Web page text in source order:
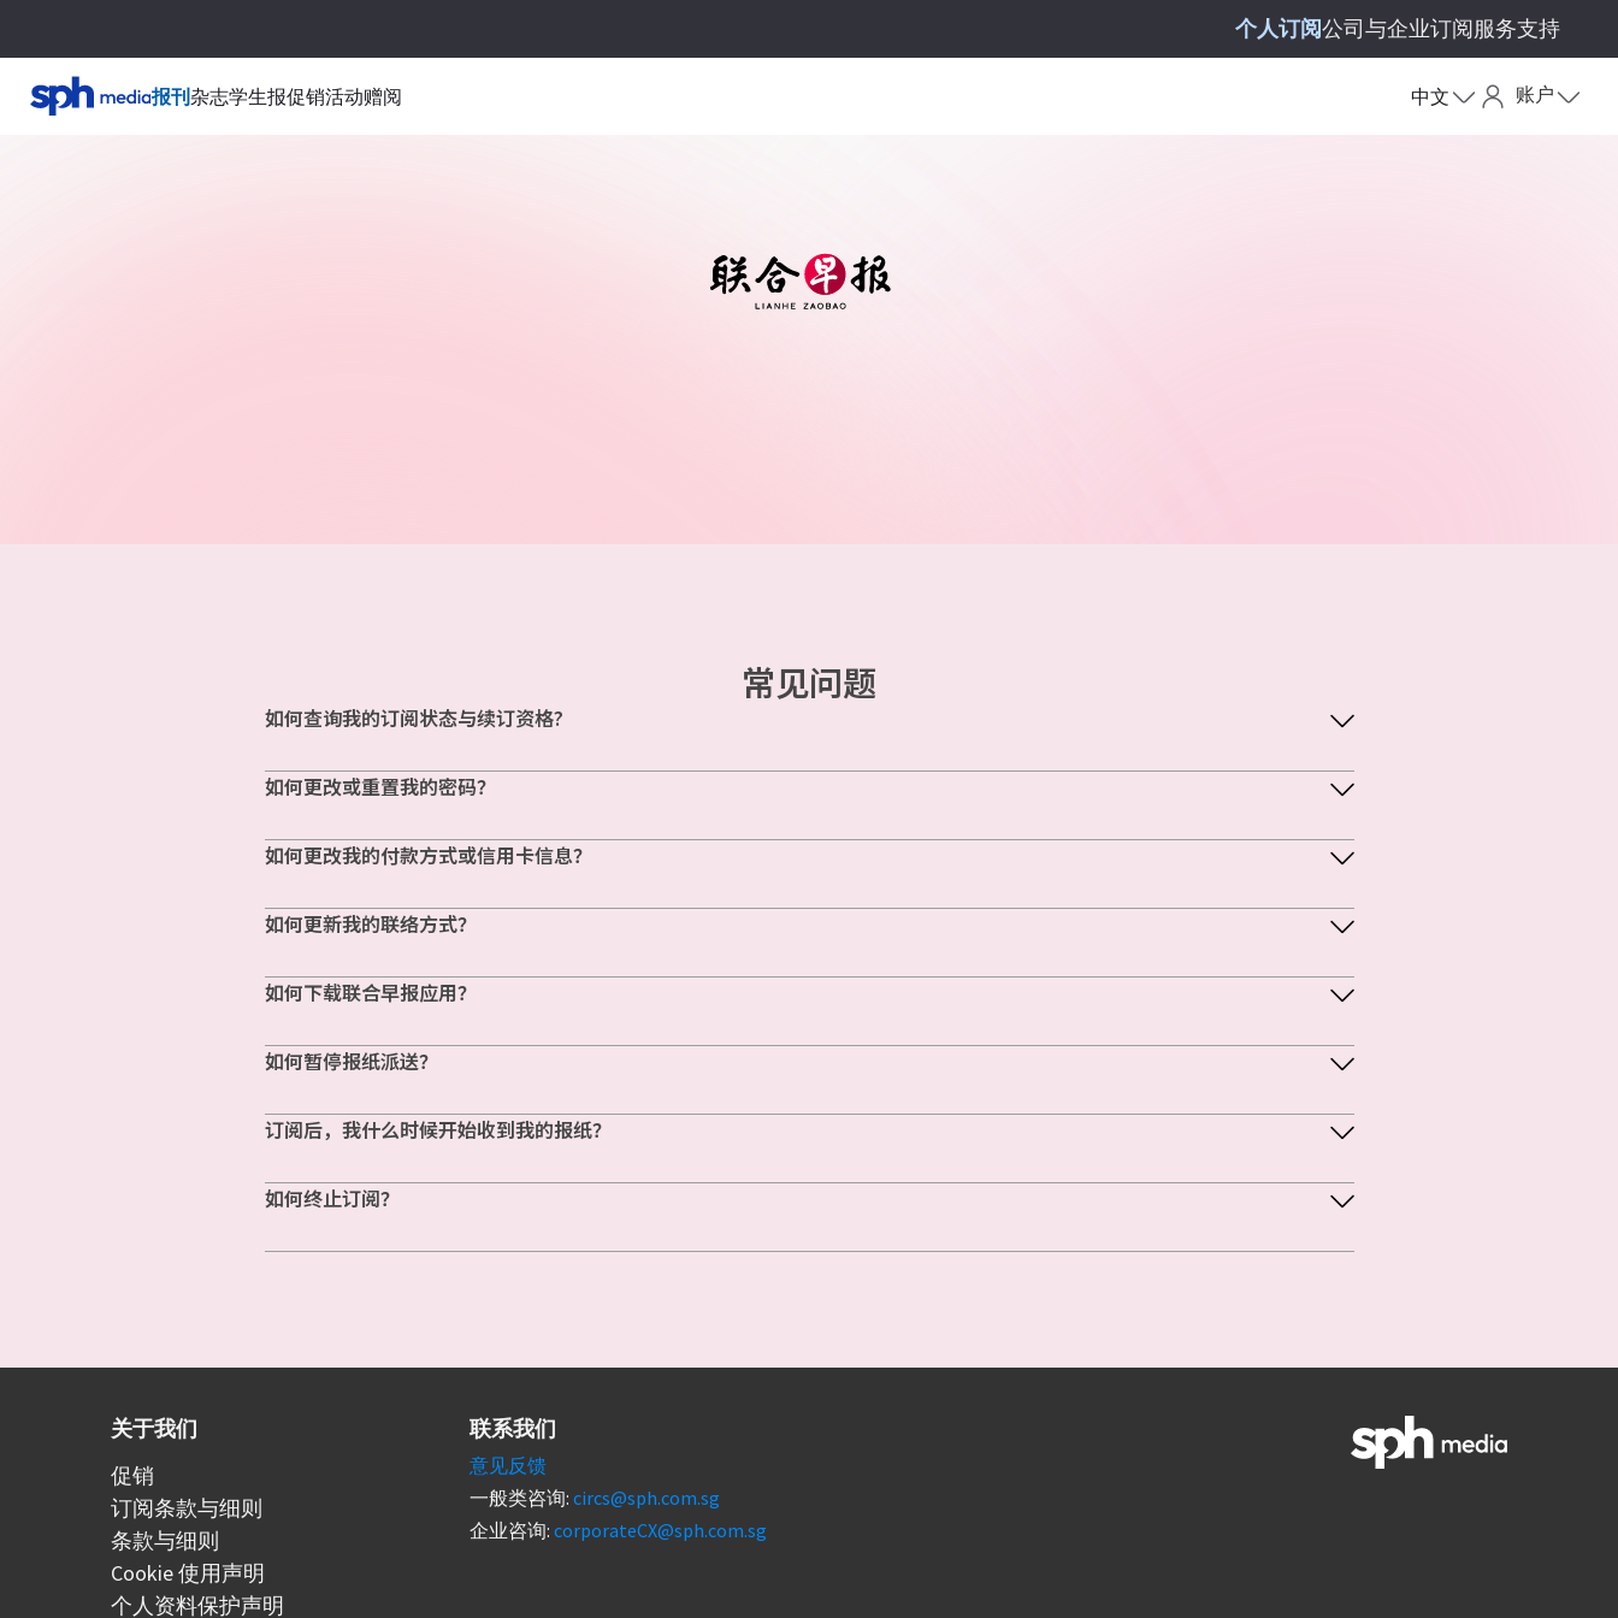
个人订阅公司与企业订阅服务支持
报刊杂志学生报促销活动赠阅 中文 账户
常见问题
如何查询我的订阅状态与续订资格?
如何更改或重置我的密码？
如何更改我的付款方式或信用卡信息？
如何更新我的联络方式？
如何下载联合早报应用？
如何暂停报纸派送？
订阅后，我什么时候开始收到我的报纸？
如何终止订阅？
关于我们
促销
订阅条款与细则
条款与细则
Cookie 使用声明
个人资料保护声明
联系我们
意见反馈
一般类咨询: circs@sph.com.sg
企业咨询: corporateCX@sph.com.sg